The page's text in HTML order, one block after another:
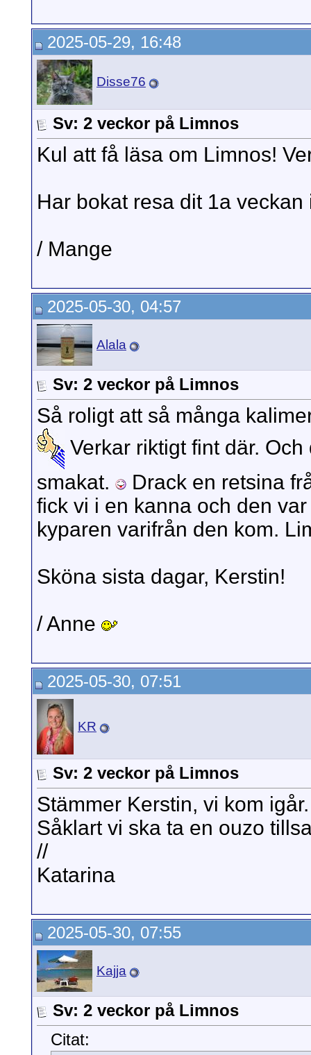
2025-05-29, 16:48
Disse76
Sv: 2 veckor på Limnos
Kul att få läsa om Limnos!
Har bokat resa dit 1a veckan
/ Mange
2025-05-30, 04:57
Alala
Sv: 2 veckor på Limnos
Så roligt att så många
Verkar riktigt fint där.
smakat.
Drack en retsina
fick vi i en kanna och den
kyparen varifrån den kom.
Sköna sista dagar, Kerstin!
/ Anne
2025-05-30, 07:51
KR
Sv: 2 veckor på Limnos
Stämmer Kerstin, vi kom igår.
Såklart vi ska ta en ouzo
//
Katarina
2025-05-30, 07:55
Kajja
Sv: 2 veckor på Limnos
Citat: